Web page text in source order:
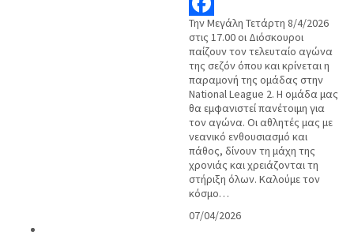
Facebook
Την Μεγάλη Τετάρτη 8/4/2026
στις 17.00 οι Διόσκουροι
παίζουν τον τελευταίο αγώνα
της σεζόν όπου και κρίνεται η
παραμονή της ομάδας στην
National League 2. Η ομάδα μας
θα εμφανιστεί πανέτοιμη για
τον αγώνα. Οι αθλητές μας με
νεανικό ενθουσιασμό και
πάθος, δίνουν τη μάχη της
χρονιάς και χρειάζονται τη
στήριξη όλων. Καλούμε τον
κόσμο…
07/04/2026